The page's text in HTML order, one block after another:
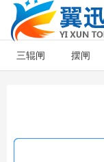
三辊闸 摆闸